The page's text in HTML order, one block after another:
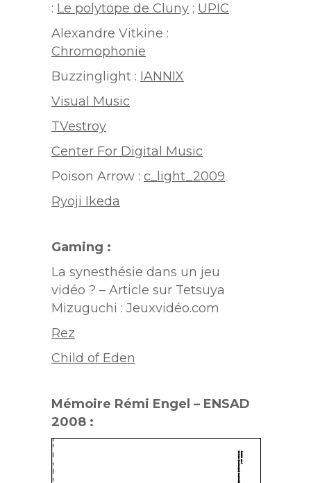
: Le polytope de Cluny ; UPIC
Alexandre Vitkine :
Chromophonie
Buzzinglight : IANNIX
Visual Music
TVestroy
Center For Digital Music
Poison Arrow : c_light_2009
Ryoji Ikeda
Gaming :
La synesthésie dans un jeu
vidéo ? – Article sur Tetsuya
Mizuguchi : Jeuxvidéo.com
Rez
Child of Eden
Mémoire Rémi Engel – ENSAD
2008 :